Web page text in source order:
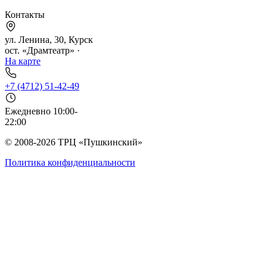
Контакты
ул. Ленина, 30, Курск
ост. «Драмтеатр» ·
На карте
+7 (4712) 51-42-49
Ежедневно 10:00-
22:00
© 2008-2026 ТРЦ «Пушкинский»
Политика конфиденциальности